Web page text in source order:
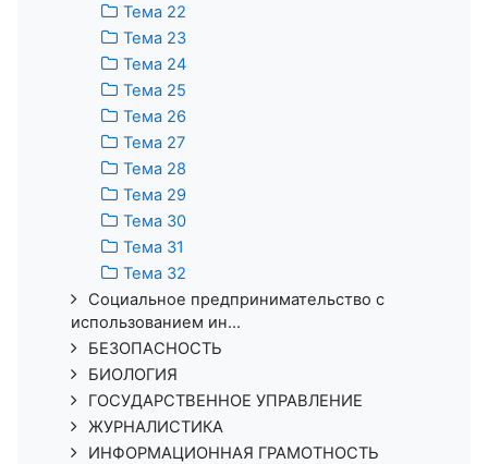
Тема 22
Тема 23
Тема 24
Тема 25
Тема 26
Тема 27
Тема 28
Тема 29
Тема 30
Тема 31
Тема 32
Социальное предпринимательство с
использованием ин...
БЕЗОПАСНОСТЬ
БИОЛОГИЯ
ГОСУДАРСТВЕННОЕ УПРАВЛЕНИЕ
ЖУРНАЛИСТИКА
ИНФОРМАЦИОННАЯ ГРАМОТНОСТЬ